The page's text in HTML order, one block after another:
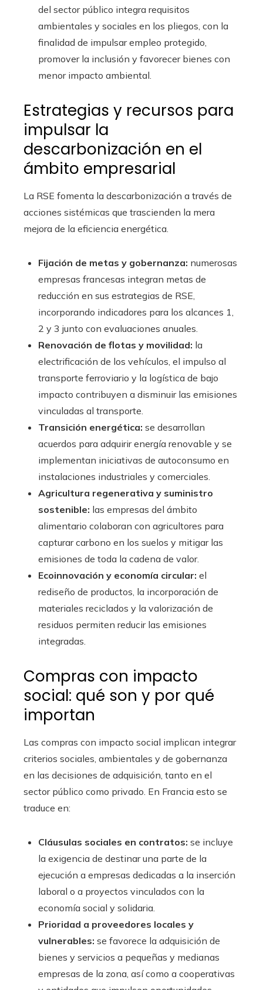
del sector público integra requisitos
ambientales y sociales en los pliegos, con la
finalidad de impulsar empleo protegido,
promover la inclusión y favorecer bienes con
menor impacto ambiental.
Estrategias y recursos para
impulsar la
descarbonización en el
ámbito empresarial
La RSE fomenta la descarbonización a través de
acciones sistémicas que trascienden la mera
mejora de la eficiencia energética.
Fijación de metas y gobernanza: numerosas
empresas francesas integran metas de
reducción en sus estrategias de RSE,
incorporando indicadores para los alcances 1,
2 y 3 junto con evaluaciones anuales.
Renovación de flotas y movilidad: la
electrificación de los vehículos, el impulso al
transporte ferroviario y la logística de bajo
impacto contribuyen a disminuir las emisiones
vinculadas al transporte.
Transición energética: se desarrollan
acuerdos para adquirir energía renovable y se
implementan iniciativas de autoconsumo en
instalaciones industriales y comerciales.
Agricultura regenerativa y suministro
sostenible: las empresas del ámbito
alimentario colaboran con agricultores para
capturar carbono en los suelos y mitigar las
emisiones de toda la cadena de valor.
Ecoinnovación y economía circular: el
rediseño de productos, la incorporación de
materiales reciclados y la valorización de
residuos permiten reducir las emisiones
integradas.
Compras con impacto
social: qué son y por qué
importan
Las compras con impacto social implican integrar
criterios sociales, ambientales y de gobernanza
en las decisiones de adquisición, tanto en el
sector público como privado. En Francia esto se
traduce en:
Cláusulas sociales en contratos: se incluye
la exigencia de destinar una parte de la
ejecución a empresas dedicadas a la inserción
laboral o a proyectos vinculados con la
economía social y solidaria.
Prioridad a proveedores locales y
vulnerables: se favorece la adquisición de
bienes y servicios a pequeñas y medianas
empresas de la zona, así como a cooperativas